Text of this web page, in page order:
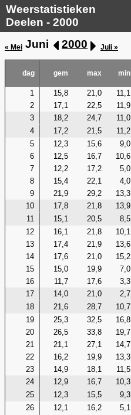
Weerstatistieken
Deelen - 2000
« Mei Juni 2000 Juli »
dag gem max min
1 15,8 21,0 11,1
2
17,1 22,5 11,9
3
18,2 24,7 11,0
4
17,2 21,5 11,2
5
12,3 15,6 9,0
6
12,5 16,7 10,6
7
12,2 17,2 5,0
8
15,4 22,1 4,0
9
21,9 29,2 13,3
10
17,8 21,8 13,9
11
15,1 20,5 8,5
12
16,1 21,8 10,1
13
17,4 21,9 13,6
14
17,6 21,0 15,2
15
15,0 19,9 7,0
16
11,7 17,6 3,3
17
14,0 21,0 2,7
18
21,6 28,7 10,7
19
25,3 32,5 16,8
20
26,5 33,8 19,7
21
21,1 27,1 14,7
22
16,2 19,9 13,3
23
14,9 18,1 11,5
24
12,9 16,7 10,3
25
12,3 15,5 9,3
26
12,1 16,2 5,1